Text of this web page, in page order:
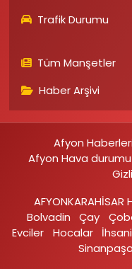
Trafik Durumu
Tüm Manşetler
Haber Arşivi
Afyon Haberleri
Afyon Hava durumu
AFYONKARAHİSAR
Bolvadin
Çay
Evciler‎
Hocalar
Sinanpaşa